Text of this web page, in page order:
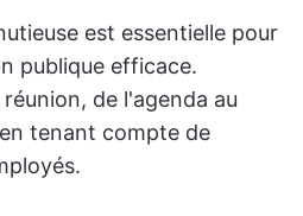
est essentielle pour
publique efficace.
de l'agenda au
tenant compte de